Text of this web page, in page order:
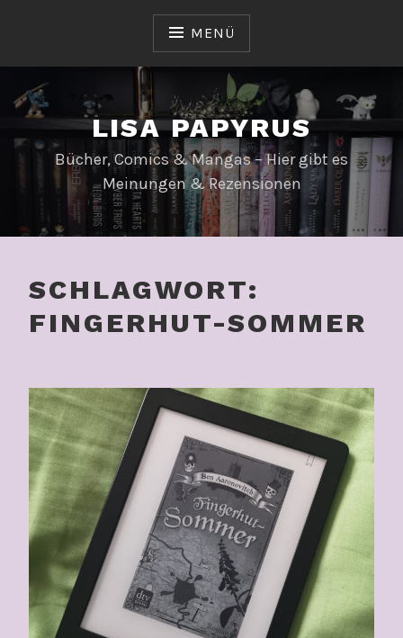
MENÜ
LISA PAPYRUS
Bücher, Comics & Mangas – Hier gibt es
Meinungen & Rezensionen
SCHLAGWORT:
FINGERHUT-SOMMER